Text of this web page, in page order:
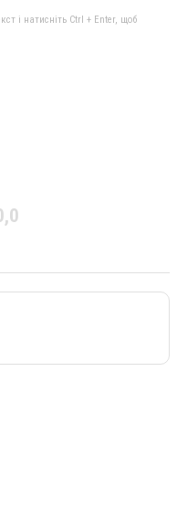
і натисніть Ctrl + Enter, щоб